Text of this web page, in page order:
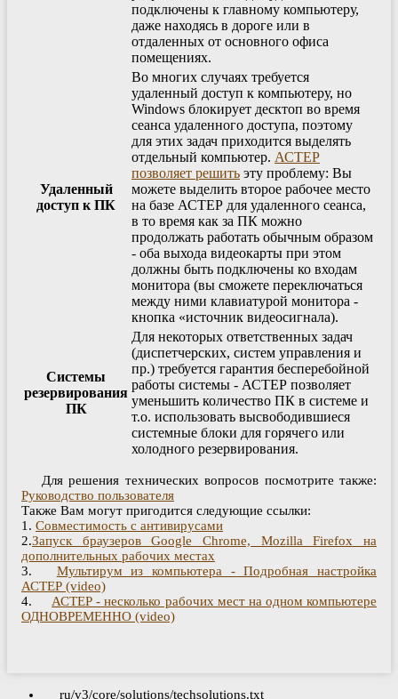
подключены к главному компьютеру,
даже находясь в дороге или в
отдаленных от основного офиса
помещениях.
Удаленный
доступ к ПК
Во многих случаях требуется
удаленный доступ к компьютеру, но
Windows блокирует десктоп во время
сеанса удаленного доступа, поэтому
для этих задач приходится выделять
отдельный компьютер. АСТЕР
позволяет решить эту проблему: Вы
можете выделить второе рабочее место
на базе АСТЕР для удаленного сеанса,
в то время как за ПК можно
продолжать работать обычным образом
- оба выхода видеокарты при этом
должны быть подключены ко входам
монитора (вы сможете переключаться
между ними клавиатурой монитора -
кнопка «источник видеосигнала).
Системы
резервирования
ПК
Для некоторых ответственных задач
(диспетчерских, систем управления и
пр.) требуется гарантия бесперебойной
работы системы - АСТЕР позволяет
уменьшить количество ПК в системе и
т.о. использовать высвободившиеся
системные блоки для горячего или
холодного резервирования.
Для решения технических вопросов посмотрите также:
Руководство пользователя
Также Вам могут пригодится следующие ссылки:
1. Совместимость с антивирусами
2.Запуск браузеров Google Chrome, Mozilla Firefox на
дополнительных рабочих местах
3.
Мультирум из компьютера - Подробная настройка
АСТЕР (video)
4.
АСТЕР - несколько рабочих мест на одном компьютере
ОДНОВРЕМЕННО (video)
ru/v3/core/solutions/techsolutions.txt